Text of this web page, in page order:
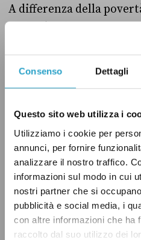
Consenso Dettagli
Questo sito web utilizza i
Utilizziamo i cookie per
annunci, per fornire
analizzare il nostro traffico.
informazioni sul modo in cui
nostri partner che si
pubblicità e social media, i
con altre informazioni che ha
raccolto dal suo utilizzo dei
A differenza della
povertà relativa non
ricordato che le
aumenta la povertà
Per questo, «ogni
statistiche rischia di
ha scrittoISTAT in
nel grafico sulla povertà
aumentata molto nel
pandemia di COVID-19.
povertà relativa, invece,